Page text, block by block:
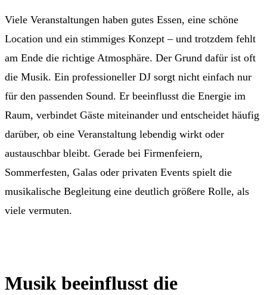
Viele Veranstaltungen haben gutes Essen, eine schöne
Location und ein stimmiges Konzept – und trotzdem fehlt
am Ende die richtige Atmosphäre. Der Grund dafür ist oft
die Musik. Ein professioneller DJ sorgt nicht einfach nur
für den passenden Sound. Er beeinflusst die Energie im
Raum, verbindet Gäste miteinander und entscheidet häufig
darüber, ob eine Veranstaltung lebendig wirkt oder
austauschbar bleibt. Gerade bei Firmenfeiern,
Sommerfesten, Galas oder privaten Events spielt die
musikalische Begleitung eine deutlich größere Rolle, als
viele vermuten.
Musik beeinflusst die